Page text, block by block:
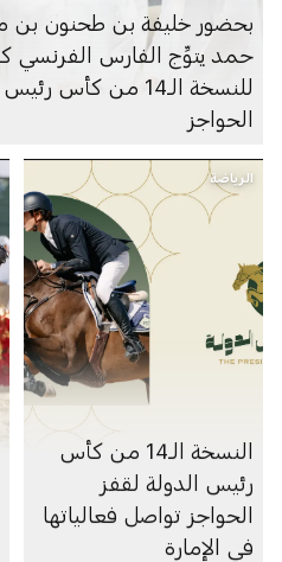
بحضور خليفة بن طحنون بن
حمد يتوِّج الفارس الفرنسي
للنسخة الـ14 من كأس
الحواجز
الرياضة
النسخة الـ14 من كأس
رئيس الدولة لقفز
الحواجز تواصل فعالياتها
في الإمارة